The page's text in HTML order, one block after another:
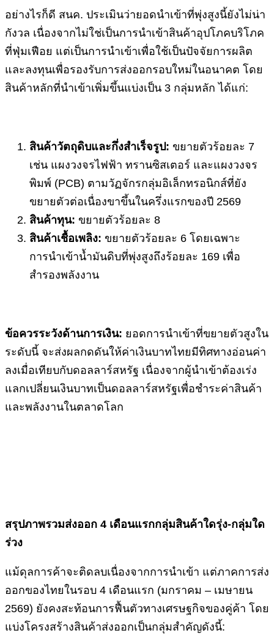
อย่างไรก็ดี สนค. ประเมินว่ายอดนำเข้าที่พุ่งสูงนี้ยังไม่น่า
กังวล เนื่องจากไม่ใช่เป็นการนำเข้าสินค้าอุปโภคบริโภค
ที่ฟุ่มเฟือย แต่เป็นการนำเข้าเพื่อใช้เป็นปัจจัยการผลิต
และลงทุนเพื่อรองรับการส่งออกรอบใหม่ในอนาคต โดย
สินค้าหลักที่นำเข้าเพิ่มขึ้นแบ่งเป็น 3 กลุ่มหลัก ได้แก่:
สินค้าวัตถุดิบและกึ่งสำเร็จรูป: ขยายตัวร้อยละ 7
เช่น แผงวงจรไฟฟ้า ทรานซิสเตอร์ และแผงวงจร
พิมพ์ (PCB) ตามวัฏจักรกลุ่มอิเล็กทรอนิกส์ที่ยัง
ขยายตัวต่อเนื่องขาขึ้นในครึ่งแรกของปี 2569
สินค้าทุน: ขยายตัวร้อยละ 8
สินค้าเชื้อเพลิง: ขยายตัวร้อยละ 6 โดยเฉพาะ
การนำเข้าน้ำมันดิบที่พุ่งสูงถึงร้อยละ 169 เพื่อ
สำรองพลังงาน
ข้อควรระวังด้านการเงิน: ยอดการนำเข้าที่ขยายตัวสูงใน
ระดับนี้ จะส่งผลกดดันให้ค่าเงินบาทไทยมีทิศทางอ่อนค่า
ลงเมื่อเทียบกับดอลลาร์สหรัฐ เนื่องจากผู้นำเข้าต้องเร่ง
แลกเปลี่ยนเงินบาทเป็นดอลลาร์สหรัฐเพื่อชำระค่าสินค้า
และพลังงานในตลาดโลก
สรุปภาพรวมส่งออก 4 เดือนแรกกลุ่มสินค้าใดรุ่ง-กลุ่มใด
ร่วง
แม้ดุลการค้าจะติดลบเนื่องจากการนำเข้า แต่ภาคการส่ง
ออกของไทยในรอบ 4 เดือนแรก (มกราคม – เมษายน
2569) ยังคงสะท้อนการฟื้นตัวทางเศรษฐกิจของคู่ค้า โดย
แบ่งโครงสร้างสินค้าส่งออกเป็นกลุ่มสำคัญดังนี้: